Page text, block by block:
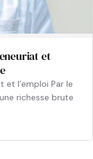
et
et l’emploi Par le
richesse brute